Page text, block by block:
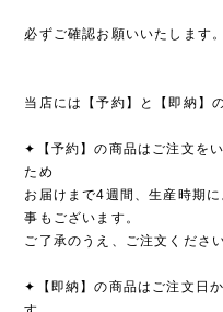
必ずご確認お願いいたします。
当店には【予約】と【即納】
✦【予約】の商品はご注文を
ため
お届けまで4週間、生産時期
事もございます。
ご了承のうえ、ご注文くださ
✦【即納】の商品はご注文日